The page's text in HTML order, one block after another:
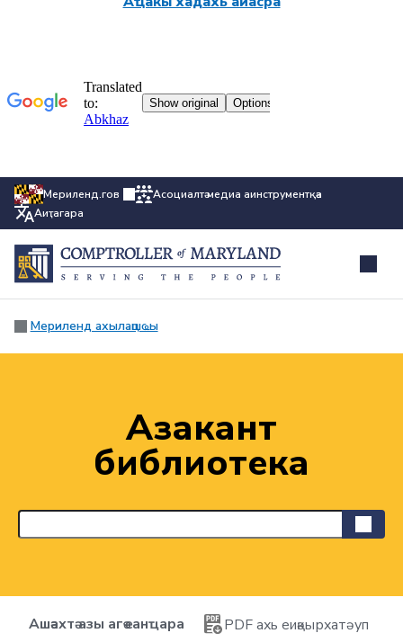
Мериленд.гов
Асоциалтә медиа аинструментқәа
Аиҭагара
Мериленд ахылаԥшҩы
Азакәантә
библиотека
Ашәахтә азы агәҽанҵара PDF ахь еиқәырхатәуп